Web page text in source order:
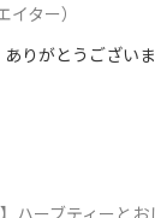
イター）
ありがとうござ
ティーとおしゃべりを楽し